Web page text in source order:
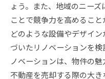
ょう。また、地域のニー
ことで競争力を高めること
どのような設備やデザイ
づいたリノベーションを
ノベーションは、物件の
不動産を売却する際の大き